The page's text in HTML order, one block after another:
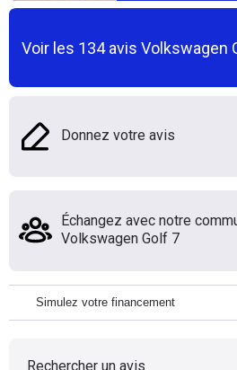
Voir les 134avis Volkswagen
Donnez votre avis
Échangez avec notre
Volkswagen Golf 7
Simulez votre financement
Rechercher un avis